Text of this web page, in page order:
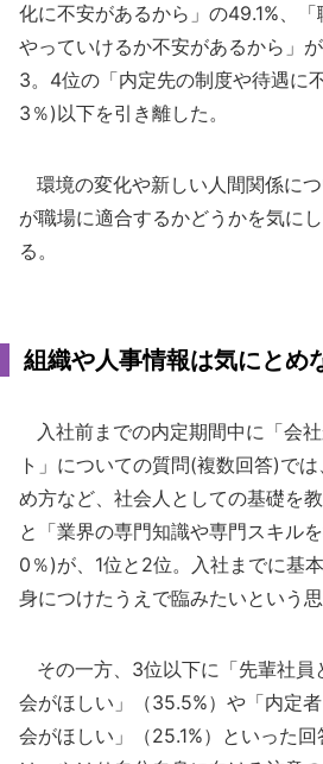
化に不安があるから」の49.1%、「
やっていけるか不安があるから」
3。4位の「内定先の制度や待遇に
3％)以下を引き離した。
環境の変化や新しい人間関係に
が職場に適合するかどうかを気に
る。
組織や人事情報は気にとめ
入社前までの内定期間中に「会
ト」についての質問(複数回答)で
め方など、社会人としての基礎を
と「業界の専門知識や専門スキル
0％)が、1位と2位。入社までに基
身につけたうえで臨みたいという思
その一方、3位以下に「先輩社員
会がほしい」（35.5%）や「内定
会がほしい」（25.1%）といった